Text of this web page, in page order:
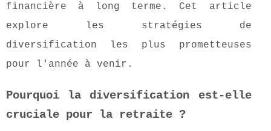
financière à long terme. Cet article
explore les stratégies de
diversification les plus prometteuses
pour l'année à venir.
Pourquoi la diversification est-elle
cruciale pour la retraite ?